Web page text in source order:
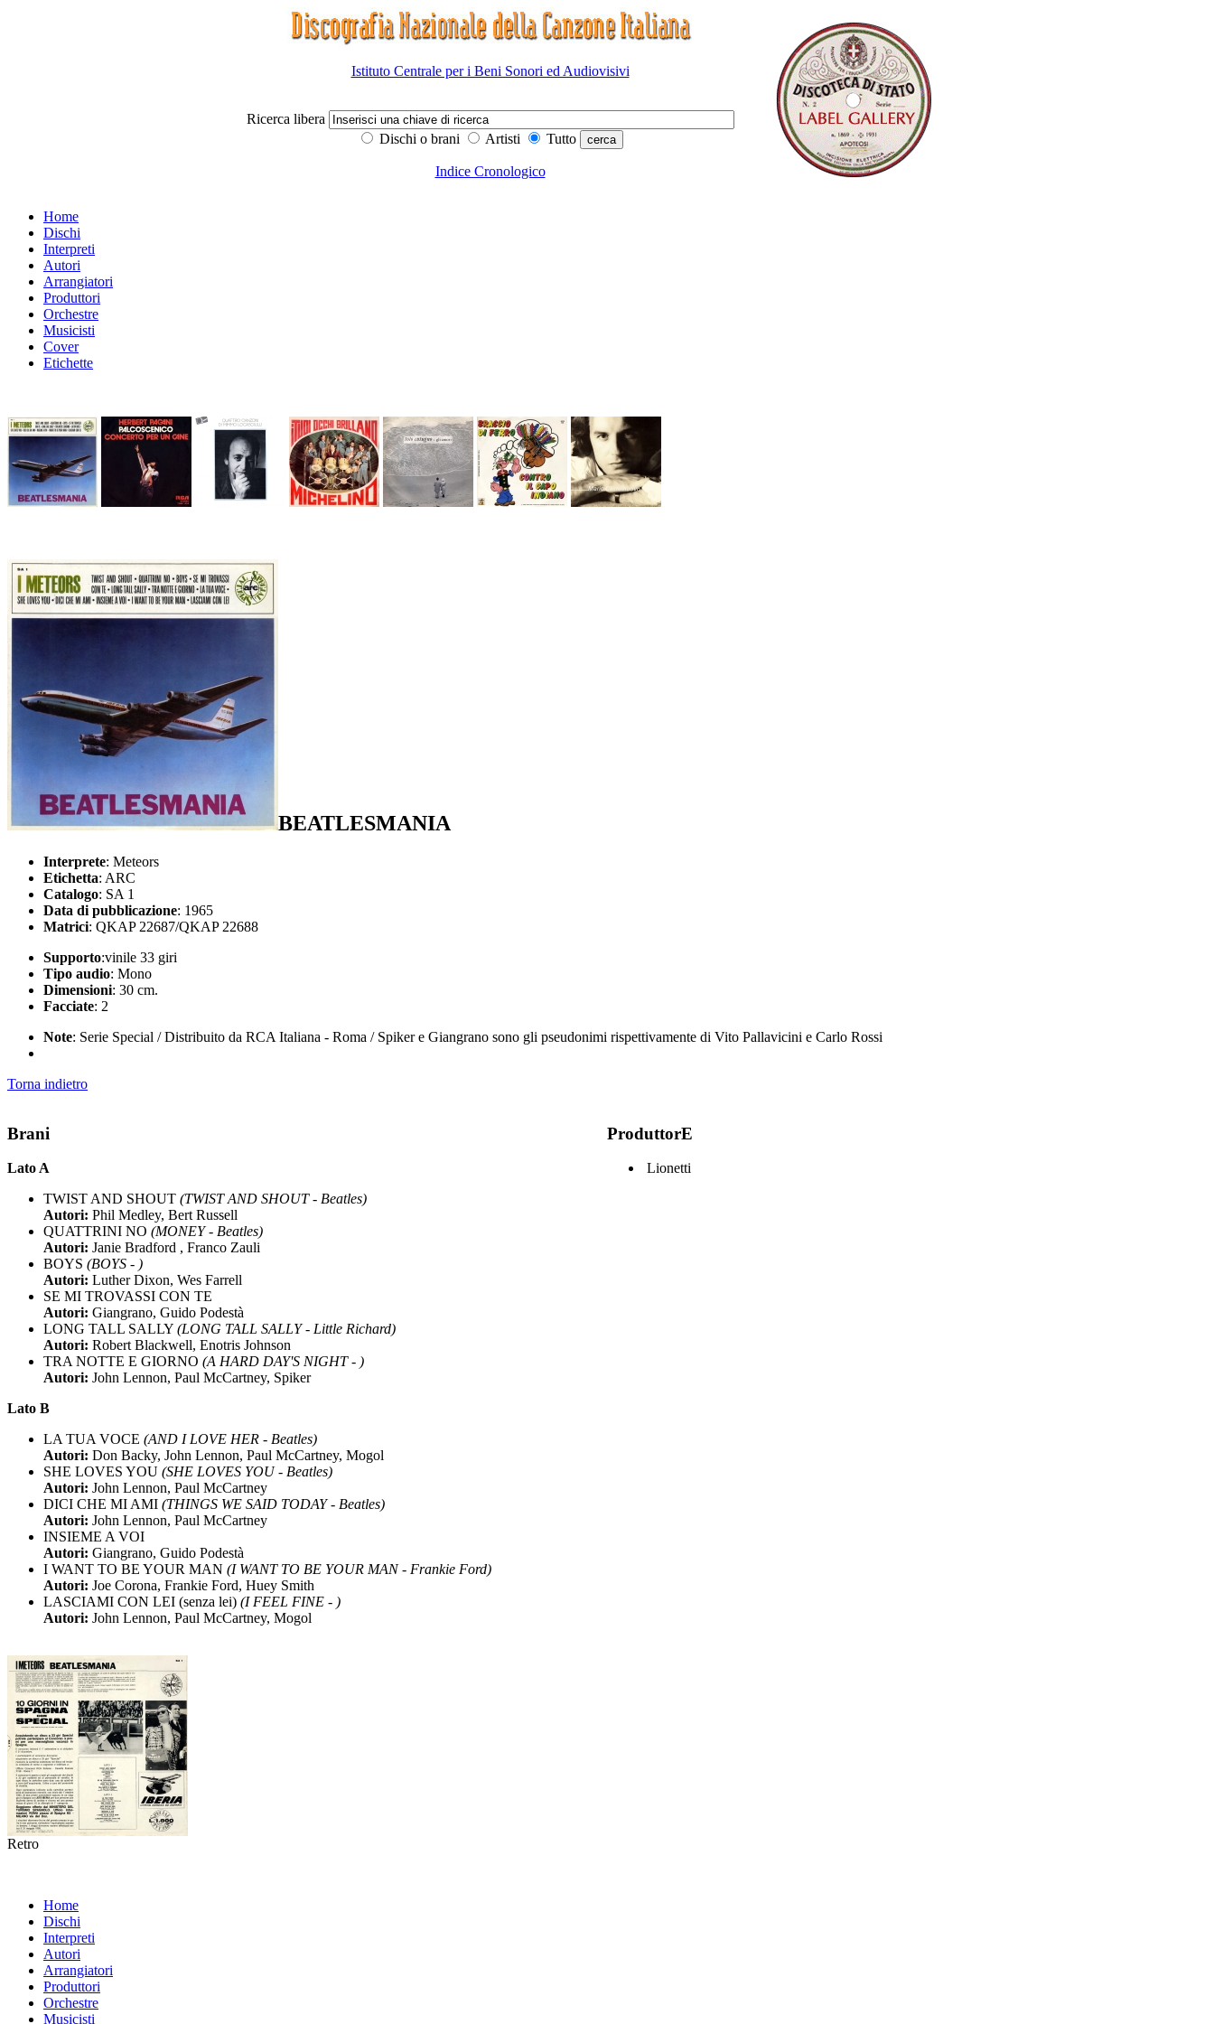
Istituto Centrale per i Beni Sonori ed Audiovisivi
Ricerca libera
Dischi o brani
Artisti Tutto
Indice Cronologico
Home
Dischi
Interpreti
Autori
Arrangiatori
Produttori
Orchestre
Musicisti
Cover
Etichette
BEATLESMANIA
Interprete: Meteors
Etichetta: ARC
Catalogo: SA 1
Data di pubblicazione: 1965
Matrici: QKAP 22687/QKAP 22688
Supporto:vinile 33 giri
Tipo audio: Mono
Dimensioni: 30 cm.
Facciate: 2
Note: Serie Special / Distribuito da RCA Italiana - Roma / Spiker e Giangrano sono gli pseudonimi rispettivamente di Vito Pallavicini e Carlo Rossi
Torna indietro
Brani
Lato A
TWIST AND SHOUT (TWIST AND SHOUT - Beatles)
Autori: Phil Medley, Bert Russell
QUATTRINI NO (MONEY - Beatles)
Autori: Janie Bradford , Franco Zauli
BOYS (BOYS - )
Autori: Luther Dixon, Wes Farrell
SE MI TROVASSI CON TE
Autori: Giangrano, Guido Podestà
LONG TALL SALLY (LONG TALL SALLY - Little Richard)
Autori: Robert Blackwell, Enotris Johnson
TRA NOTTE E GIORNO (A HARD DAY'S NIGHT - )
Autori: John Lennon, Paul McCartney, Spiker
Lato B
LA TUA VOCE (AND I LOVE HER - Beatles)
Autori: Don Backy, John Lennon, Paul McCartney, Mogol
SHE LOVES YOU (SHE LOVES YOU - Beatles)
Autori: John Lennon, Paul McCartney
DICI CHE MI AMI (THINGS WE SAID TODAY - Beatles)
Autori: John Lennon, Paul McCartney
INSIEME A VOI
Autori: Giangrano, Guido Podestà
I WANT TO BE YOUR MAN (I WANT TO BE YOUR MAN - Frankie Ford)
Autori: Joe Corona, Frankie Ford, Huey Smith
LASCIAMI CON LEI (senza lei) (I FEEL FINE - )
Autori: John Lennon, Paul McCartney, Mogol
ProduttorE
Lionetti
Retro
Home
Dischi
Interpreti
Autori
Arrangiatori
Produttori
Orchestre
Musicisti